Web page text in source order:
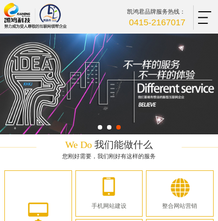
凯鸿君品牌服务热线：
0415-2167017
We Do 我们能做什么
您刚好需要，我们刚好有这样的服务
手机网站建设 整合网站营销